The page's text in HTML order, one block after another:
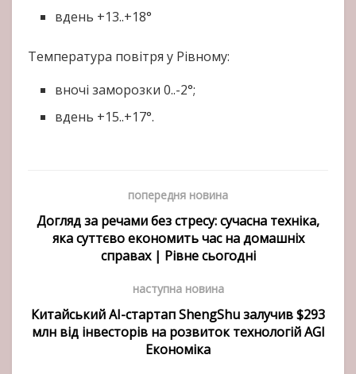
вдень +13..+18°
Температура повітря у Рівному:
вночі заморозки 0..-2°;
вдень +15..+17°.
попередня новина
Догляд за речами без стресу: сучасна техніка,
яка суттєво економить час на домашніх
справах | Рівне сьогодні
наступна новина
Китайський AI-стартап ShengShu залучив $293
млн від інвесторів на розвиток технологій AGI
Економіка